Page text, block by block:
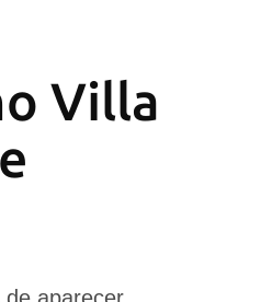
Villa
de aparecer